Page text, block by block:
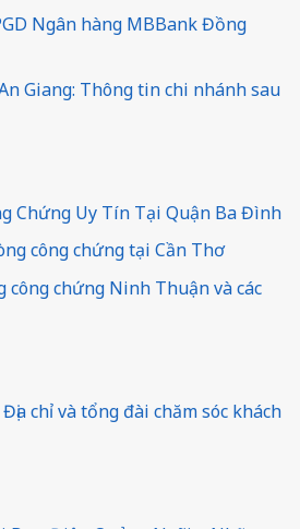
Ngân hàng MBBank Đồng
Giang: Thông tin chi nhánh sau
Chứng Uy Tín Tại Quận Ba Đình
công chứng tại Cần Thơ
công chứng Ninh Thuận và các
chỉ và tổng đài chăm sóc khách